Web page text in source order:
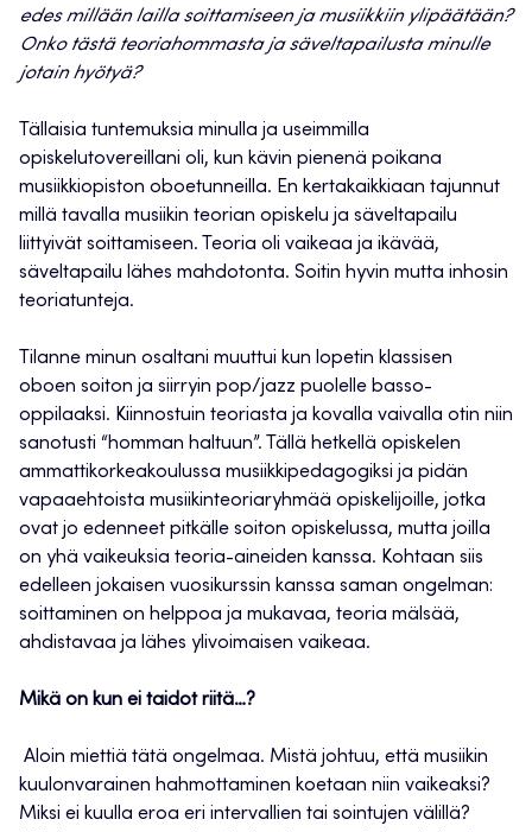
edes millään lailla soittamiseen ja musiikkiin ylipäätään?
Onko tästä teoriahommasta ja säveltapailusta minulle
jotain hyötyä?
Tällaisia tuntemuksia minulla ja useimmilla
opiskelutovereillani oli, kun kävin pienenä poikana
musiikkiopiston oboetunneilla. En kertakaikkiaan tajunnut
millä tavalla musiikin teorian opiskelu ja säveltapailu
liittyivät soittamiseen. Teoria oli vaikeaa ja ikävää,
säveltapailu lähes mahdotonta. Soitin hyvin mutta inhosin
teoriatunteja.
Tilanne minun osaltani muuttui kun lopetin klassisen
oboen soiton ja siirryin pop/jazz puolelle basso-
oppilaaksi. Kiinnostuin teoriasta ja kovalla vaivalla otin niin
sanotusti “homman haltuun”. Tällä hetkellä opiskelen
ammattikorkeakoulussa musiikkipedagogiksi ja pidän
vapaaehtoista musiikinteoriaryhmää opiskelijoille, jotka
ovat jo edenneet pitkälle soiton opiskelussa, mutta joilla
on yhä vaikeuksia teoria-aineiden kanssa. Kohtaan siis
edelleen jokaisen vuosikurssin kanssa saman ongelman:
soittaminen on helppoa ja mukavaa, teoria mälsää,
ahdistavaa ja lähes ylivoimaisen vaikeaa.
Mikä on kun ei taidot riitä…?
Aloin miettiä tätä ongelmaa. Mistä johtuu, että musiikin
kuulonvarainen hahmottaminen koetaan niin vaikeaksi?
Miksi ei kuulla eroa eri intervallien tai sointujen välillä?